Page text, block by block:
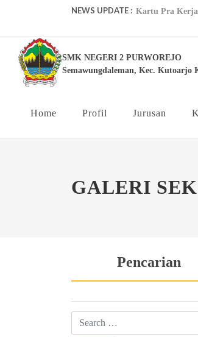
NEWS UPDATE :
Pelaksanaan
Proyek
SMK NEGERI 2 PURWOREJO
Semawungdaleman, Kec. Kutoarjo
Home Profil Jurusan
GALERI
Pencarian